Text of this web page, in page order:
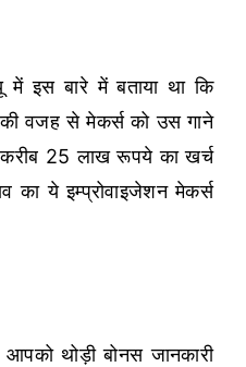
में इस बारे में बताया था कि
वजह से मेकर्स को उस गाने
25 लाख रूपये का खर्च
का ये इम्प्रोवाइजेशन मेकर्स
थोड़ी बोनस जानकारी